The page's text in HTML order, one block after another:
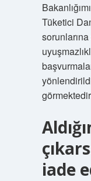
Tüketici
iade